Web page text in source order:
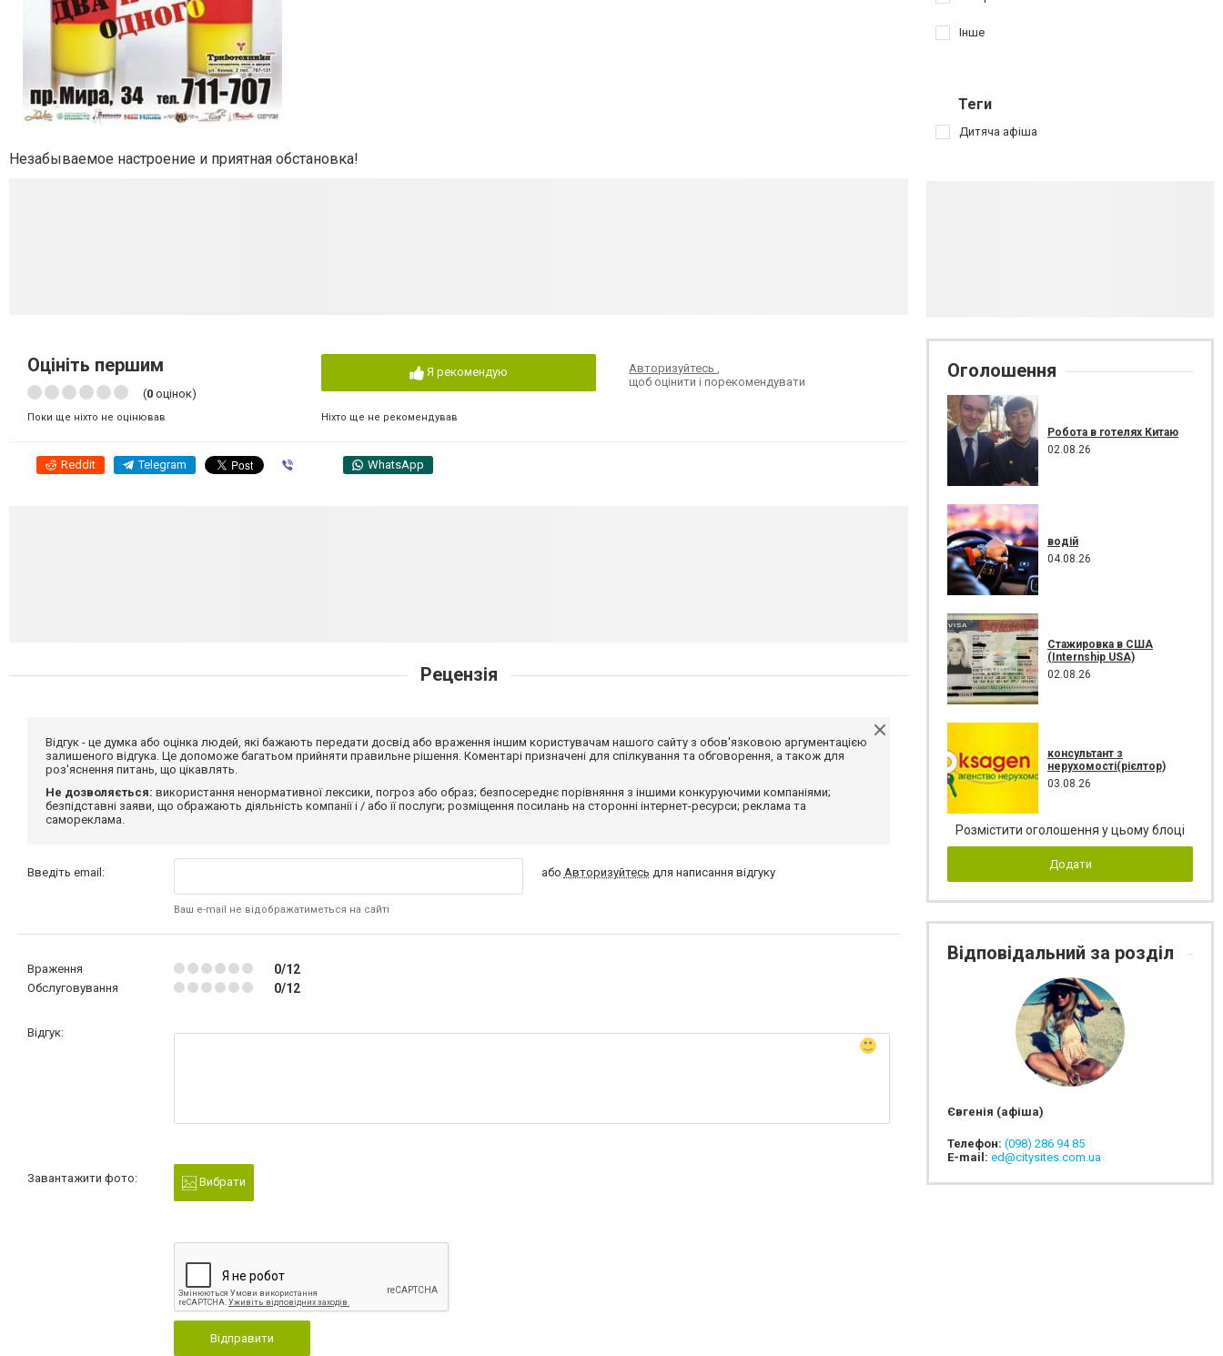
Незабываемое настроение и приятная обстановка!
Оцініть першим
(0 оцінок)
Поки ще ніхто не оцінював
Я рекомендую
Ніхто ще не рекомендував
Авторизуйтесь,
щоб оцінити і порекомендувати
Reddit Telegram WhatsApp
Рецензія
Відгук - це думка або оцінка людей, які бажають передати досвід або враження іншим користувачам нашого сайту з обов'язковою аргументацією
залишеного відгука. Це допоможе багатьом прийняти правильне рішення. Коментарі призначені для спілкування та обговорення, а також для
роз'яснення питань, що цікавлять.
Не дозволяється: використання ненормативної лексики, погроз або образ; безпосереднє порівняння з іншими конкуруючими компаніями;
безпідставні заяви, що ображають діяльність компанії і / або її послуги; розміщення посилань на сторонні інтернет-ресурси; реклама та
самореклама.
Введіть email:
Ваш e-mail не відображатиметься на сайті
або Авторизуйтесь для написання відгуку
Враження 0/12
Обслуговування 0/12
Відгук:
Завантажити фото: Вибрати
Відправити
Інше
Теги
Дитяча афіша
Оголошення
Робота в готелях Китаю
02.08.26
водій
04.08.26
Стажировка в США
(Internship USA)
02.08.26
консультант з
нерухомості(рієлтор)
03.08.26
Розмістити оголошення у цьому блоці
Додати
Відповідальний за розділ
Євгенія (афіша)
Телефон: (098) 286 94 85
E-mail: ed@citysites.com.ua